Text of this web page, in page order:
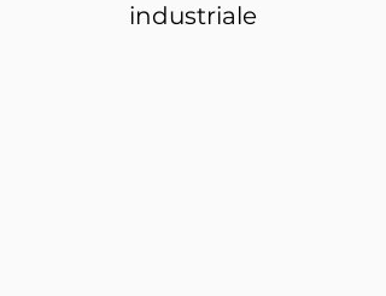
industriale